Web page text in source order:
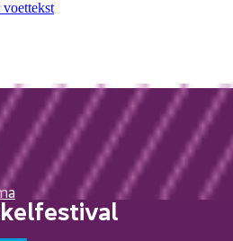
voettekst